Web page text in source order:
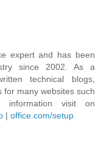
expert and has been
since 2002. As a
technical blogs,
for many websites such
information visit on
| office.com/setup